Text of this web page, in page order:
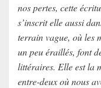
nos pertes, cette
s’inscrit elle aussi
terrain vague, où les
un peu éraillés, font
littéraires. Elle est la
entre-deux où nous